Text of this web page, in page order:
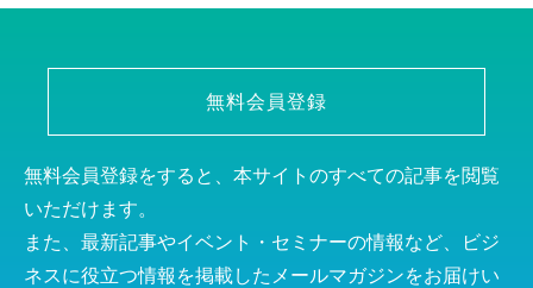
無料会員登録
無料会員登録をすると、本サイトのすべての記事を閲覧
いただけます。
また、最新記事やイベント・セミナーの情報など、ビジ
ネスに役立つ情報を掲載したメールマガジンをお届けい